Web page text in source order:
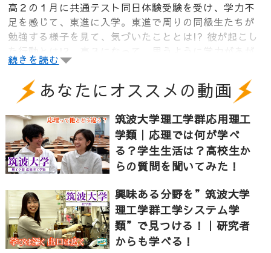
高２の１月に共通テスト同日体験受験を受け、学力不
足を感じて、東進に入学。東進で周りの同級生たちが
勉強する様子を見て、気づいたこととは!? 彼が起こし
た行動とは!? 高３になって、思うように学力があが
らない苦手科目にどう取り組んだのか!? 高３夏の伸
び悩みの時期を乗り越えた方法とは？ 難関国立大学
を目指す高校生にお届けします。
〔Contents〕
00:00 危機感で変わった勉強時間と勉強の進め方
した
01:32 高３夏の伸び悩みはこうして乗り越えた
02:14 将来の夢｜世界中の多くの人を救いたい
続きを読む
あなたにオススメの動画
筑波大学理工学群応用理工
学類｜応理では何が学べ
る？学生生活は？高校生か
らの質問を聞いてみた！
興味ある分野を”筑波大学
理工学群工学システム学
類”で見つける！｜研究者
からも学べる！